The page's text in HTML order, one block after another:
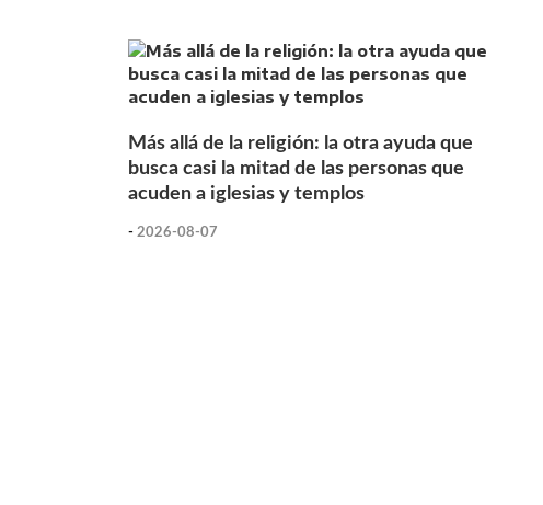
Más allá de la religión: la otra ayuda que
busca casi la mitad de las personas que
acuden a iglesias y templos
- 2026-08-07